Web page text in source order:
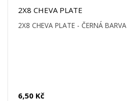
2X8 CHEVA PLATE
2X8 CHEVA PLATE - ČERNÁ BARVA
6,50 Kč